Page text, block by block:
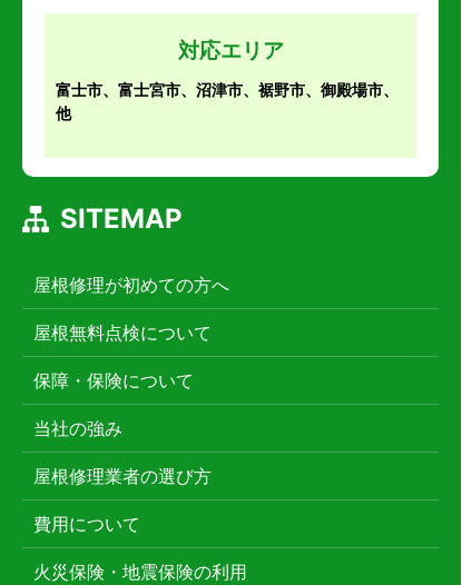
対応エリア
富士市、富士宮市、沼津市、裾野市、御殿場市、
他
SITEMAP
屋根修理が初めての方へ
屋根無料点検について
保障・保険について
当社の強み
屋根修理業者の選び方
費用について
火災保険・地震保険の利用